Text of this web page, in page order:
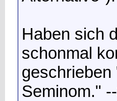
Haben sich
schonmal
Seminom."